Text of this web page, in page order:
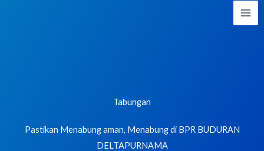
Tabungan
Pastikan Menabung aman, Menabung di BPR BUDURAN
DELTAPURNAMA